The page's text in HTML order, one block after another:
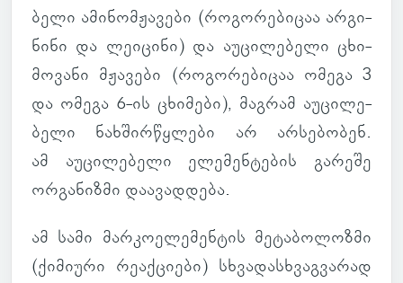
ბელი ამი­ნომ­ჟა­ვები (რო­გო­რე­ბი­ცაა არ­გი­
ნინი და ლე­ი­ცინი) და აუ­ცი­ლე­ბელი ცხი­
მო­ვანი მჟა­ვები (რო­გო­რე­ბი­ცაა ომეგა 3
და ომეგა 6-ის ცხი­მები), მაგ­რამ აუ­ცი­ლე­
ბელი ნახ­შირ­წყლები არ არ­სე­ბო­ბენ.
ამ აუ­ცი­ლე­ბელი ელე­მენ­ტე­ბის გა­რეშე
ორ­გა­ნიზმი და­ა­ვად­დება.
ამ სამი მარ­კო­ე­ლე­მენ­ტის მე­ტა­ბო­ლოზმი
(ქი­მი­ური რე­აქ­ცი­ები) სხვა­დას­ხვაგ­ვა­რად